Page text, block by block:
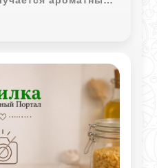
и мягкой сырной